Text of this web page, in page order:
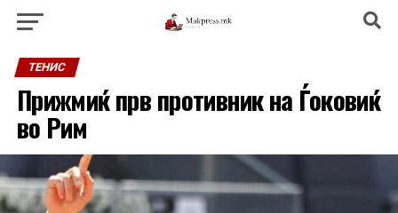
ТЕНИС
Прижмиќ прв противник на Ѓоковиќ
во Рим